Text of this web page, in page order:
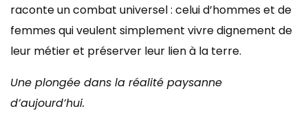
raconte un combat universel : celui d’hommes et de
femmes qui veulent simplement vivre dignement de
leur métier et préserver leur lien à la terre.
Une plongée dans la réalité paysanne
d’aujourd’hui.